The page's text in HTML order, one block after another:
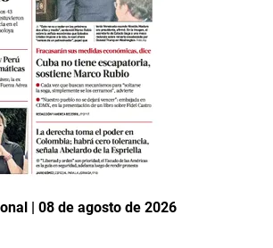
| 08 de agosto de 2026